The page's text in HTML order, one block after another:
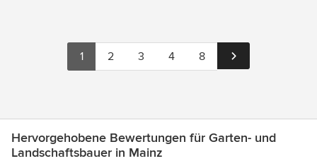
1 2 3 4 8
Hervorgehobene Bewertungen für Garten- und
Landschaftsbauer in Mainz